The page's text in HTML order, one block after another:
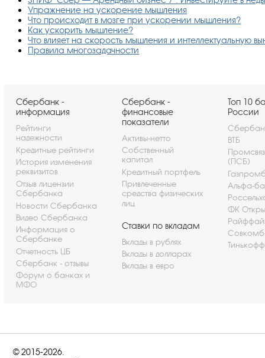
Упражнение на ускорение мышления
Что происходит в мозге при ускорении мышления?
Как ускорить мышление?
Что влияет на скорость мышления и интеллектуальную
Правила многозадачности
Сбербанк -
информация
Рейтинги
надежности
Кредитные рейтинги
История изменения
реквизитов
Отзыв лицензии
Сбербанка
Новости Сбербанка
Видео Сбербанка
Информация о
Сбербанке
Отчетность ЦБ
Сбербанк - отзывы
Форум о банках и
МФО
Сбербанк -
финансовые
показатели
Активы-нетто
Собственный
капитал
Кредитный портфель
Привлеченные
средства физических
лиц
Ставки по вкладам
Вклады в рублях
Вклады в долларах
Вклады в евро
Топ 10
России
ВТБ
(ПСБ)
Альфа-
ФК
© 2015-2026.